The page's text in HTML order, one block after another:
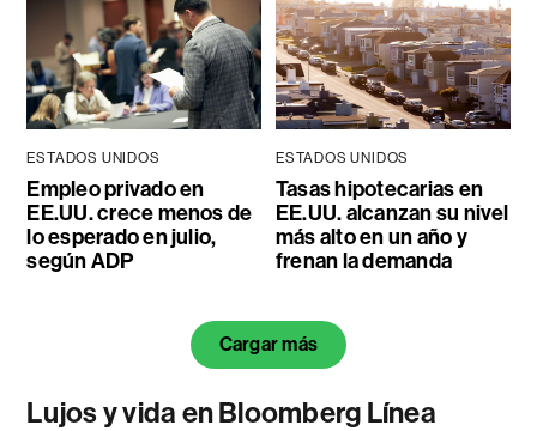
ESTADOS UNIDOS
Empleo privado en
EE.UU. crece menos de
lo esperado en julio,
según ADP
ESTADOS UNIDOS
Tasas hipotecarias en
EE.UU. alcanzan su nivel
más alto en un año y
frenan la demanda
Cargar más
Lujos y vida en Bloomberg Línea